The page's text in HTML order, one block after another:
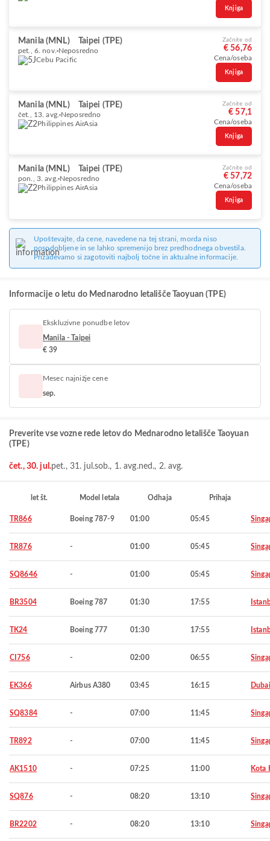
Knjiga
Manila (MNL) Taipei (TPE)
pet., 6. nov. Neposredno
Cebu Pacific
Začnite od
€ 56,76
Cena/oseba
Knjiga
Manila (MNL) Taipei (TPE)
čet., 13. avg. Neposredno
Philippines AirAsia
Začnite od
€ 57,1
Cena/oseba
Knjiga
Manila (MNL) Taipei (TPE)
pon., 3. avg. Neposredno
Philippines AirAsia
Začnite od
€ 57,72
Cena/oseba
Knjiga
Upoštevajte, da cene, navedene na tej strani, morda niso
posodobljene in se lahko spremenijo brez predhodnega obvestila.
Prizadevamo si zagotoviti najbolj točne in aktualne informacije.
Informacije o letu do Mednarodno letališče Taoyuan (TPE)
Ekskluzivne ponudbe letov
Manila - Taipei
€ 39
Mesec najnižje cene
sep.
Preverite vse vozne rede letov do Mednarodno letališče Taoyuan
(TPE)
čet., 30. jul.pet., 31. jul.sob., 1. avg.ned., 2. avg.
let št. Model letala Odhaja Prihaja
TR866 Boeing 787-9 01:00 05:45
TR876 - 01:00 05:45
SQ8646 - 01:00 05:45
BR3504 Boeing 787 01:30 17:55
TK24 Boeing 777 01:30 17:55
CI756 - 02:00 06:55
EK366 Airbus A380 03:45 16:15 Dubai
SQ8384 - 07:00 11:45
TR892 - 07:00 11:45
AK1510 - 07:25 11:00 Kota
SQ876 - 08:20 13:10
BR2202 - 08:20 13:10